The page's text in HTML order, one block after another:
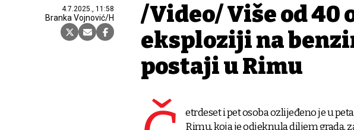
4.7.2025., 11:58
Branka Vojnović/H
/Video/ Više od 40
eksploziji na
postaji u Rimu
etrdeset i pet osoba ozlijeđeno je u
Rimu, koja je odjeknula diljem grada,